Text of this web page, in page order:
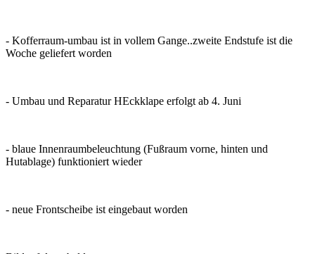
- Kofferraum-umbau ist in vollem Gange..zweite Endstufe ist die
Woche geliefert worden
- Umbau und Reparatur HEckklape erfolgt ab 4. Juni
- blaue Innenraumbeleuchtung (Fußraum vorne, hinten und
Hutablage) funktioniert wieder
- neue Frontscheibe ist eingebaut worden